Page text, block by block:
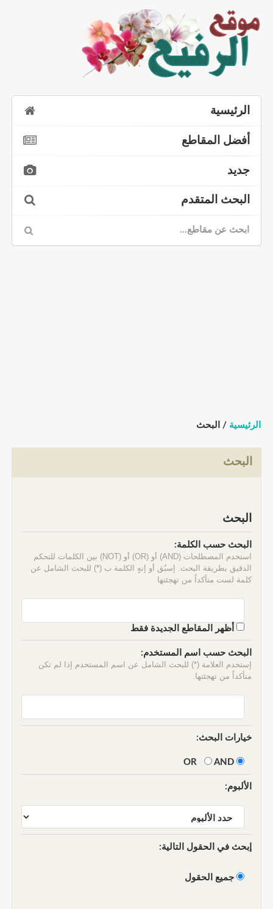
الرئيسية
أفضل المقاطع
جديد
البحث المتقدم
الرئيسية / البحث
البحث
البحث
البحث حسب الكلمة:
استخدم المصطلحات (AND) أو (OR) أو (NOT) بين الكلمات للتحكم
الدقيق بطريقة البحث. إسبُق أو إنهٍ الكلمة ب (*) للبحث الشامل عن
كلمة لست متأكداً من تهجئتها
أظهر المقاطع الجديدة فقط
البحث حسب اسم المستخدم:
إستخدم العلامة (*) للبحث الشامل عن اسم المستخدم إذا لم تكن
متأكداً من تهجئتها.
خيارات البحث:
AND
الألبوم:
إبحث في الحقول التالية:
جميع الحقول